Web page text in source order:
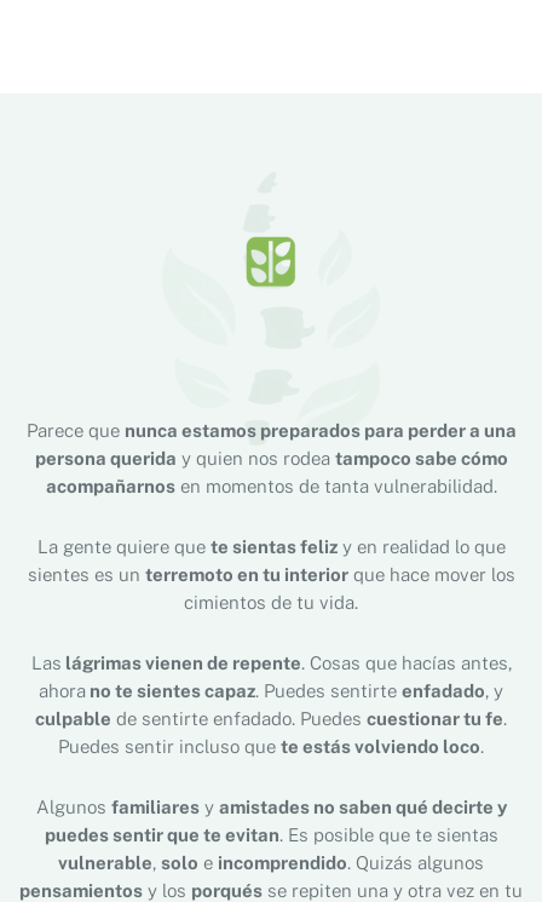
Parece que nunca estamos preparados para perder a una
persona querida y quien nos rodea tampoco sabe cómo
acompañarnosen momentos de tanta vulnerabilidad.
La gente quiere que te sientas felizy en realidad lo que
sientes es un terremoto en tu interiorque hace mover los
cimientos de tu vida.
Las lágrimas vienen de repente. Cosas que hacías antes,
ahora no te sientes capaz. Puedes sentirte enfadado, y
culpable de sentirte enfadado. Puedes cuestionar tu fe.
Puedes sentir incluso que te estás volviendo loco.
Algunos familiaresy amistades no saben qué decirte y
puedes sentir que te evitan. Es posible que te sientas
vulnerable, solo e incomprendido. Quizás algunos
pensamientos y los porqués se repiten una y otra vez en tu